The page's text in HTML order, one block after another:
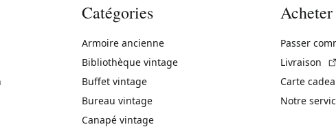
Catégories
Armoire ancienne
Bibliothèque vintage
Buffet vintage
Bureau vintage
Canapé vintage
Acheter
Passer
Livraison
Carte
Notre